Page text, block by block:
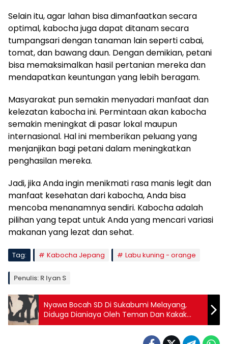
Selain itu, agar lahan bisa dimanfaatkan secara
optimal, kabocha juga dapat ditanam secara
tumpangsari dengan tanaman lain seperti cabai,
tomat, dan bawang daun. Dengan demikian, petani
bisa memaksimalkan hasil pertanian mereka dan
mendapatkan keuntungan yang lebih beragam.
Masyarakat pun semakin menyadari manfaat dan
kelezatan kabocha ini. Permintaan akan kabocha
semakin meningkat di pasar lokal maupun
internasional. Hal ini memberikan peluang yang
menjanjikan bagi petani dalam meningkatkan
penghasilan mereka.
Jadi, jika Anda ingin menikmati rasa manis legit dan
manfaat kesehatan dari kabocha, Anda bisa
mencoba menanamnya sendiri. Kabocha adalah
pilihan yang tepat untuk Anda yang mencari variasi
makanan yang lezat dan sehat.
Tag: Kabocha Jepang Labu kuning - orange
Penulis: R Iyan S
Nyawa Bocah SD Di Sukabumi Melayang,
Diduga Dianiaya Oleh Teman Dan Kakak
Kelasnya